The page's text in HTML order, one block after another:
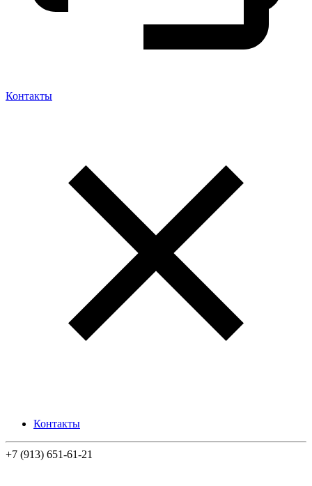
Контакты
Контакты
+7 (913) 651-61-21